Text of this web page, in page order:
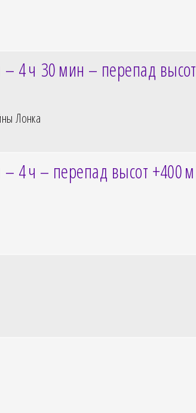
– 4ч 30мин – перепад высот
Лонка
– 4ч – перепад высот +400м